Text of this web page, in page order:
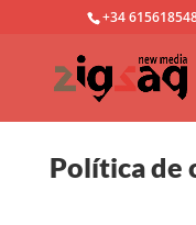
+34
Política de